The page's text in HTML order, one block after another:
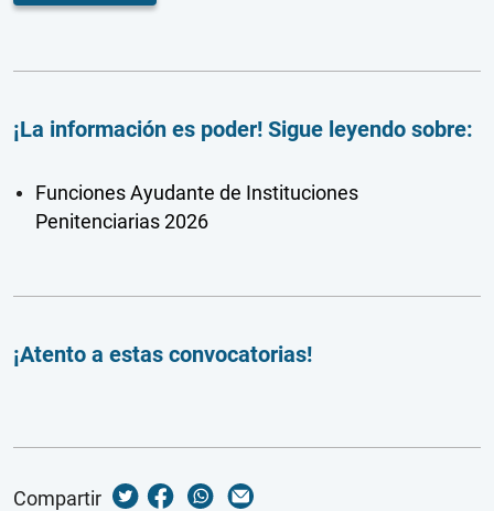
¡La información es poder! Sigue leyendo sobre:
Funciones Ayudante de Instituciones
Penitenciarias 2026
¡Atento a estas convocatorias!
Compartir